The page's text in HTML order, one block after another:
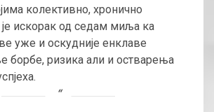
колективно, хронично
искорак од седам миља ка
уже и оскудније енклаве
борбе, ризика али и остварења